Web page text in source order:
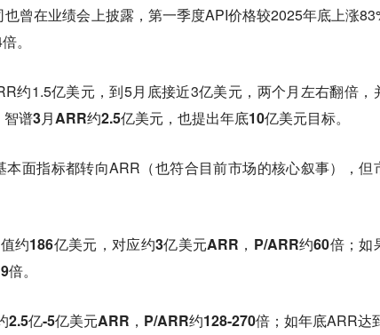
曾在业绩会上披露，第一季度API价格较2025年底上涨
。
约1.5亿美元，到5月底接近3亿美元，两个月左右翻倍，
谱3月ARR约2.5亿美元，也提出年底10亿美元目标。
面指标都转向ARR（也符合目前市场的核心叙事），但
约186亿美元，对应约3亿美元ARR，P/ARR约60倍；如
。
2.5亿-5亿美元ARR，P/ARR约128-270倍 ；如年底ARR达